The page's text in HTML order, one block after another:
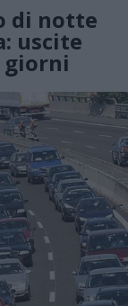
di notte
uscite